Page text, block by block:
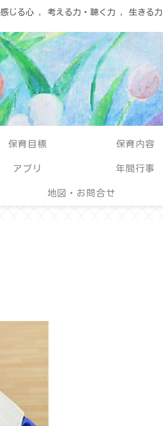
感じる心 ，考える力・聴く力 ，生きる力
保育目標 保育内容
アプリ 年間行事
地図・お問合せ